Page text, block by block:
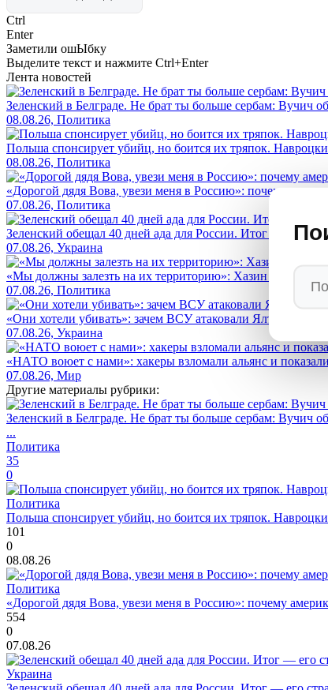
Ctrl
Enter
Заметили ошЫбку
Выделите текст и нажмите Ctrl+Enter
Лента новостей
Зеленский в Белграде. Не брат ты больше сербам: Вучич
08.08.26, Политика
Польша спонсирует убийц, но боится их тряпок.
08.08.26, Политика
«Дорогой дядя Вова, увези меня в Россию»: почему
07.08.26, Политика
Зеленский обещал 40 дней ада для России. Итог — его
07.08.26, Украина
«Мы должны залезть на их территорию»: Хазин назвал
07.08.26, Политика
«Они хотели убивать»: зачем ВСУ атаковали Ялту
07.08.26, Украина
«НАТО воюет с нами»: хакеры взломали альянс и
07.08.26, Мир
Другие материалы рубрики:
Зеленский в Белграде. Не брат ты больше сербам: Вучич
...
Политика
35
0
Политика
Польша спонсирует убийц, но боится их тряпок.
101
0
08.08.26
Политика
«Дорогой дядя Вова, увези меня в Россию»: почему
554
0
07.08.26
Украина